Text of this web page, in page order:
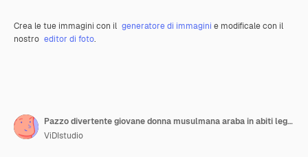
Crea le tue immagini con il generatore di immagini e modificale con il
nostro editor di foto.
Pazzo divertente giovane donna musulmana araba in abiti leggeri hijab in posa isolata su sfondo rosa parete ritratto in studio. Concetto di stile di vita dell'Islam religioso della gente. Mock up spazio di copia. Mostrando la lingua.
ViDIstudio